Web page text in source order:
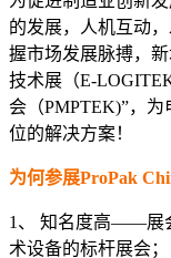
的发展，人机互动，
握市场发展脉搏，
技术展（E-
会（PMPTEK)”，
位的解决方案！
为何参展ProPak
1、 知名度高——展
术设备的标杆展会；